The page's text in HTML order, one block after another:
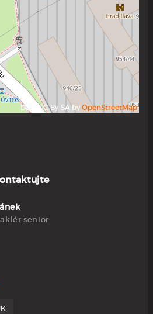
Data CC-By-SA byOpenStreetMap
senior